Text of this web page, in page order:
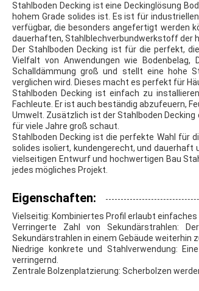
Stahlboden Decking ist eine Deckinglösung
hohem Grade solides ist. Es ist für
verfügbar, die besonders angefertigt werden
dauerhaften, Stahlblechverbundwerkstoff der
Der Stahlboden Decking ist für die perfekt,
Vielfalt von Anwendungen wie
Schalldämmung groß und stellt eine hohe
verglichen wird. Dieses macht es perfekt für
Stahlboden Decking ist einfach zu
Fachleute. Er ist auch beständig abzufeuern,
Umwelt. Zusätzlich ist der Stahlboden
für viele Jahre groß schaut.
Stahlboden Decking ist die perfekte Wahl für
solides isoliert, kundengerecht, und
vielseitigen Entwurf und hochwertigen Bau
jedes mögliches Projekt.
Eigenschaften:
Vielseitig: Kombiniertes Profil erlaubt
Verringerte Zahl von Sekundärstrahlen:
Sekundärstrahlen in einem Gebäude weiterhin
Niedrige konkrete und Stahlverwendung:
verringernd.
Zentrale Bolzenplatzierung: Scherbolzen